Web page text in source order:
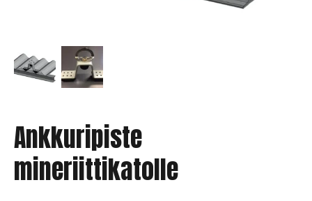
Ankkuripiste
mineriittikatolle